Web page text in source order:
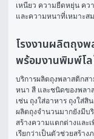
เหนียว ความยืดหยุ่น คว
และความหนาที่เหมาะส
โรงงานผลิตถุง
พร้อมงานพิมพ์โ
บริการผลิตถุงพลาสติกส
หนา สี และชนิดของพลา
เช่น ถุงใส่อาหาร ถุงใส่
ผลิตถุงจำนวนมากยังมีบ
สร้างความแตกต่างและ
เรียกว่าเป็นตัวช่วยสร้า